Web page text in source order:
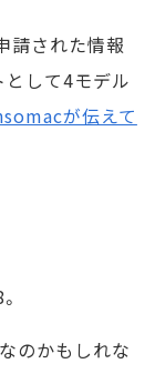
請された情報
として4モデル
が伝えて
のかもしれな